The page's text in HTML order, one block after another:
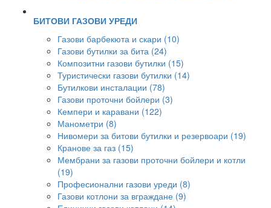
БИТОВИ ГАЗОВИ УРЕДИ
Газови барбекюта и скари (10)
Газови бутилки за бита (24)
Композитни газови бутилки (15)
Туристически газови бутилки (14)
Бутилкови инсталации (78)
Газови проточни бойлери (3)
Кемпери и каравани (122)
Манометри (8)
Нивомери за битови бутилки и резервоари (19)
Кранове за газ (15)
Мембрани за газови проточни бойлери и котли
(19)
Професионални газови уреди (8)
Газови котлони за вграждане (9)